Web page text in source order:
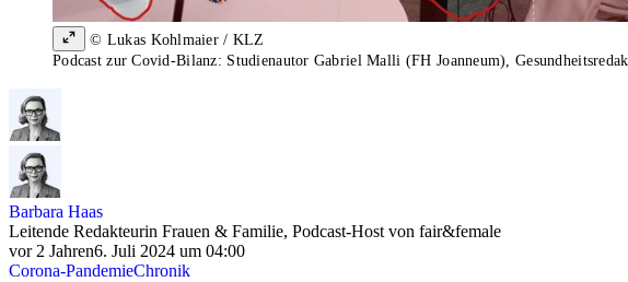
© Lukas Kohlmaier / KLZ
Podcast zur Covid-Bilanz: Studienautor Gabriel Malli (FH Joanneum),
Barbara Haas
Leitende Redakteurin Frauen & Familie, Podcast-Host von fair&female
vor 2 Jahren6. Juli 2024 um 04:00
Corona-PandemieChronik